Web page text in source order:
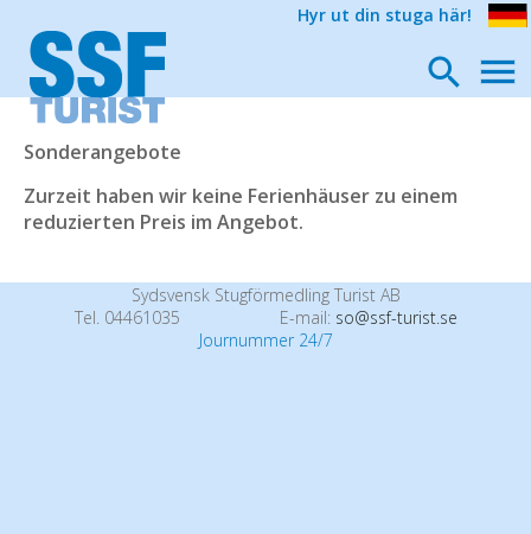
Hyr ut din stuga här!
Sonderangebote
Zurzeit haben wir keine Ferienhäuser zu einem
reduzierten Preis im Angebot.
Sydsvensk Stugförmedling Turist AB
Tel. 04461035
E-mail: so@ssf-turist.se
Journummer 24/7